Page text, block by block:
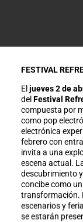
FESTIVAL
El jueves 2 de
del Festival
compuesta por
como pop
electrónica
febrero con
invita a una
escena actual.
descubrimiento
concibe como
transformación.
escenarios y
se estarán